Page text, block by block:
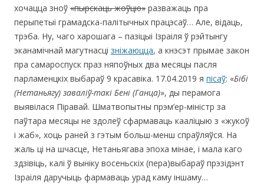
хочацца зноў «пырскаць жоўцю» разважаць пра
перыпетыі грамадска-палітычных працэсаў… Але, відаць,
трэба. Ну, чаго харошага – пазіцыі Ізраіля ў рэйтынгу
эканамічнай магутнасці зніжаюцца, а кнэсэт прымае закон
пра самароспуск праз няпоўных два месяцы пасля
парламенцкіх выбараў 9 красавіка. 17.04.2019 я пісаў: «Бібі
(Нетаньягу) заваліў-такі Бені (Ганца)», ды перамога
выявілася Піравай. Шматвопытны прэм’ер-міністр за
паўтара месяцы не здолеў сфармаваць кааліцыю з «жукоў
і жаб», хоць раней з гэтым больш-менш спраўляўся. На
жаль ці на шчасце, Нетаньягава эпоха мінае, і мала каго
здзівіць, калі ў выніку восеньскіх (пера)выбараў прэзідэнт
Ізраіля даручыць фармаваць урад каму іншаму…